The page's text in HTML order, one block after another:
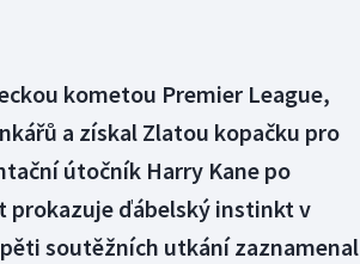
kometou Premier League,
a získal Zlatou kopačku pro
útočník Harry Kane po
ďábelský instinkt v
soutěžních utkání zaznamenal